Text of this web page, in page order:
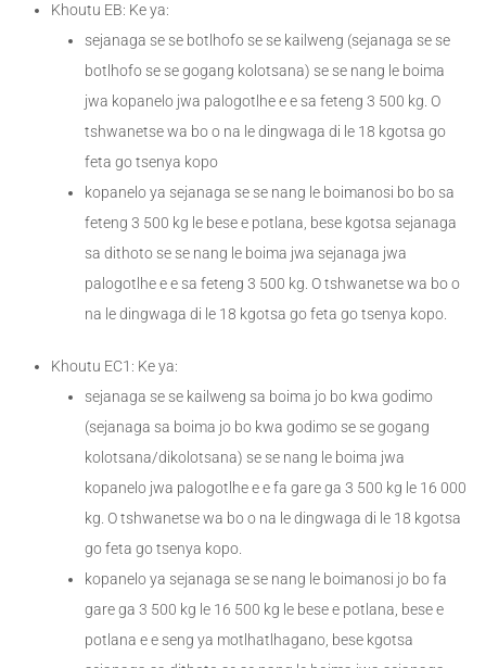
Khoutu EB: Ke ya:
sejanaga se se botlhofo se se kailweng (sejanaga se se
botlhofo se se gogang kolotsana) se se nang le boima
jwa kopanelo jwa palogotlhe e e sa feteng 3 500 kg. O
tshwanetse wa bo o na le dingwaga di le 18 kgotsa go
feta go tsenya kopo
kopanelo ya sejanaga se se nang le boimanosi bo bo sa
feteng 3 500 kg le bese e potlana, bese kgotsa sejanaga
sa dithoto se se nang le boima jwa sejanaga jwa
palogotlhe e e sa feteng 3 500 kg. O tshwanetse wa bo o
na le dingwaga di le 18 kgotsa go feta go tsenya kopo.
Khoutu EC1: Ke ya:
sejanaga se se kailweng sa boima jo bo kwa godimo
(sejanaga sa boima jo bo kwa godimo se se gogang
kolotsana/dikolotsana) se se nang le boima jwa
kopanelo jwa palogotlhe e e fa gare ga 3 500 kg le 16 000
kg. O tshwanetse wa bo o na le dingwaga di le 18 kgotsa
go feta go tsenya kopo.
kopanelo ya sejanaga se se nang le boimanosi jo bo fa
gare ga 3 500 kg le 16 500 kg le bese e potlana, bese e
potlana e e seng ya motlhatlhagano, bese kgotsa